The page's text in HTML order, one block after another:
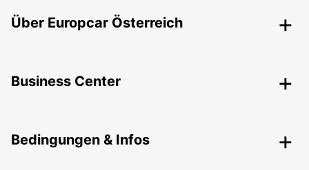
Über Europcar Österreich
Business Center
Bedingungen & Infos